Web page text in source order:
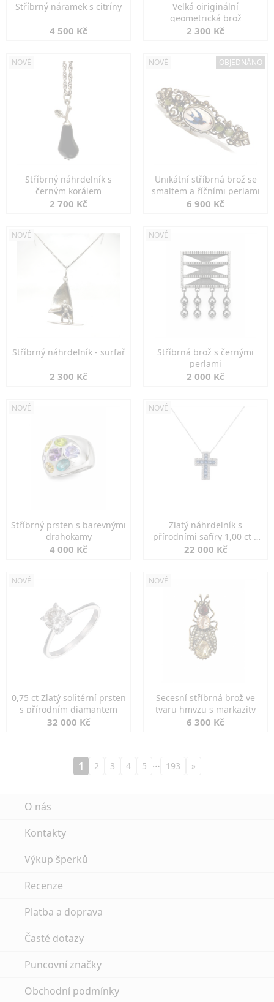
Stříbrný náramek s citríny
4 500 Kč
Velká oiriginální
geometrická brož
2 300 Kč
NOVÉ
Stříbrný náhrdelník s
černým korálem
2 700 Kč
NOVÉ OBJEDNÁNO
Unikátní stříbrná brož se
smaltem a říčními perlami
6 900 Kč
NOVÉ
Stříbrný náhrdelník - surfař
2 300 Kč
NOVÉ
Stříbrná brož s černými
perlami
2 000 Kč
NOVÉ
Stříbrný prsten s barevnými
drahokamy
4 000 Kč
NOVÉ
Zlatý náhrdelník s
přírodními safíry 1,00 ct a
diamanty
22 000 Kč
NOVÉ
0,75 ct Zlatý solitérní prsten
s přírodním diamantem
32 000 Kč
NOVÉ
Secesní stříbrná brož ve
tvaru hmyzu s markazity
6 300 Kč
1 2 3 4 5 … 193 »
O nás
Kontakty
Výkup šperků
Recenze
Platba a doprava
Časté dotazy
Puncovní značky
Obchodní podmínky